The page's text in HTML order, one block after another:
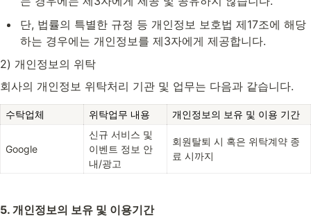
단, 법률의 특별한 규정 등 개인정보 보호법 제17조에 해당
하는 경우에는 개인정보를 제3자에게 제공합니다.
2) 개인정보의 위탁
회사의 개인정보 위탁처리 기관 및 업무는 다음과 같습니다.
수탁업체 위탁업무 내용 개인정보의 보유 및 이용 기간
Google
신규 서비스 및
이벤트 정보 안
내/광고
회원탈퇴 시 혹은 위탁계약 종
료 시까지
5. 개인정보의 보유 및 이용기간